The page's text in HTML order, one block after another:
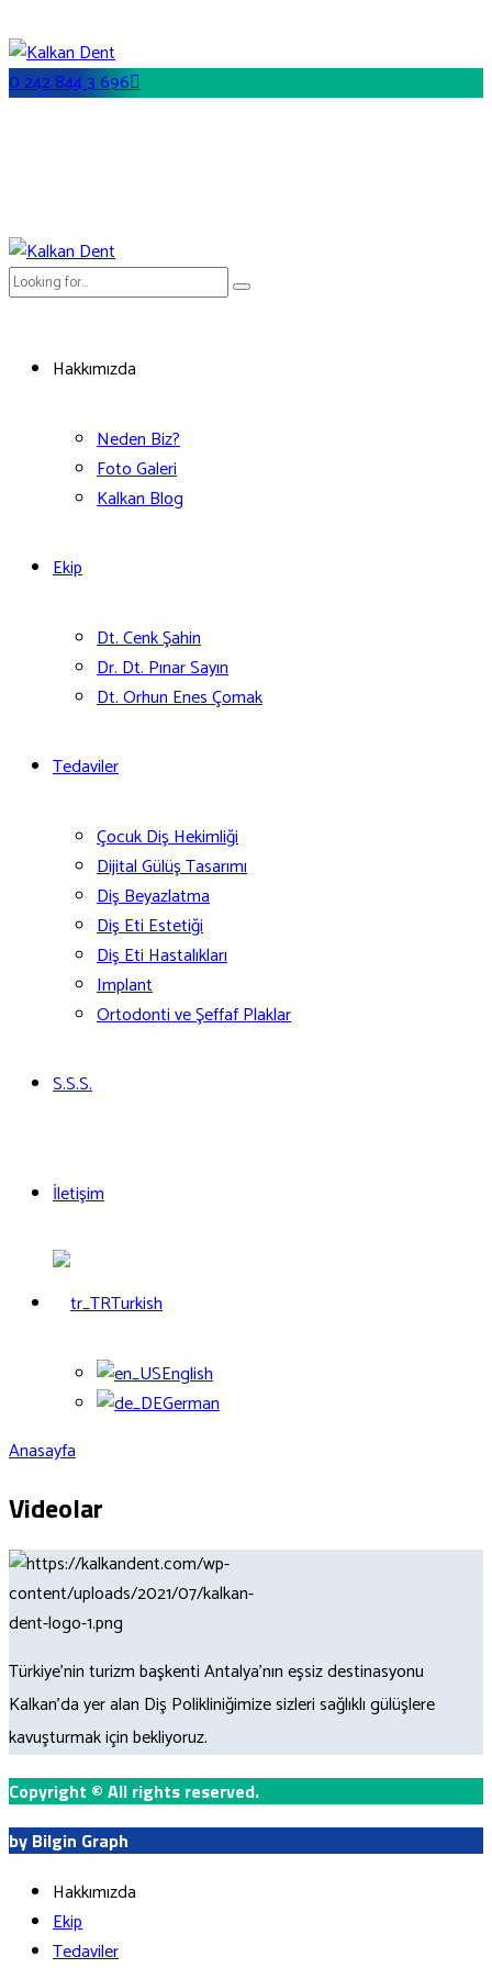
0 242 844 3 696
Hakkımızda
Neden Biz?
Foto Galeri
Kalkan Blog
Ekip
Dt. Cenk Şahin
Dr. Dt. Pınar Sayın
Dt. Orhun Enes Çomak
Tedaviler
Çocuk Diş Hekimliği
Dijital Gülüş Tasarımı
Diş Beyazlatma
Diş Eti Estetiği
Diş Eti Hastalıkları
Implant
Ortodonti ve Şeffaf Plaklar
S.S.S.
İletişim
Turkish
English
German
Anasayfa
Videolar
Türkiye’nin turizm başkenti Antalya’nın eşsiz destinasyonu
Kalkan’da yer alan Diş Polikliniğimize sizleri sağlıklı gülüşlere
kavuşturmak için bekliyoruz.
Copyright © All rights reserved.
by Bilgin Graph
Hakkımızda
Ekip
Tedaviler